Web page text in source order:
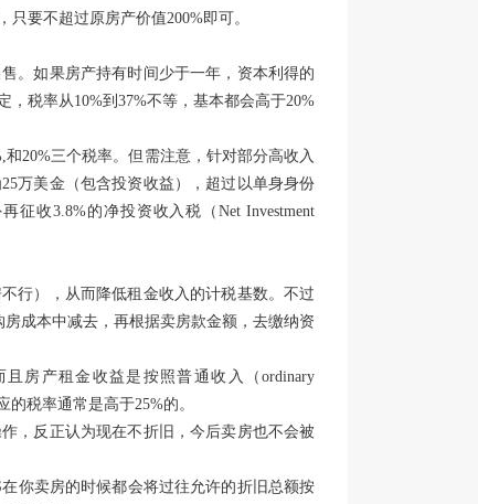
要不超过原房产价值200%即可。
。如果房产持有时间少于一年，资本利得的
税率从10%到37%不等，基本都会高于20%
20%三个税率。但需注意，针对部分高收入
万美金（包含投资收益），超过以单身身份
收3.8%的净投资收入税（Net Investment
行），从而降低租金收入的计税基数。不过
成本中减去，再根据卖房款金额，去缴纳资
房产租金收益是按照普通收入（ordinary
税率通常是高于25%的。
，反正认为现在不折旧，今后卖房也不会被
你卖房的时候都会将过往允许的折旧总额按